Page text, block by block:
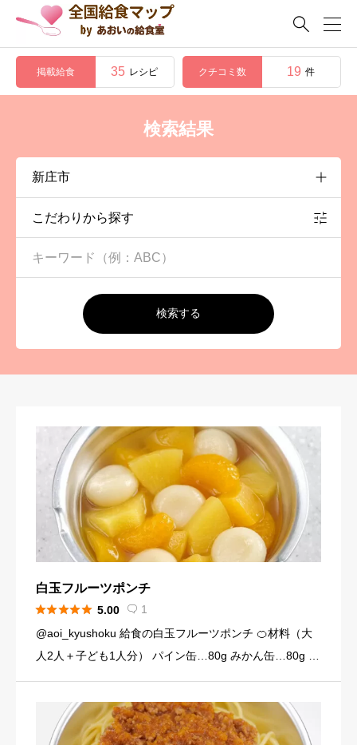

掲載給食 35 レシピ クチコミ数 19 件
検索結果
こだわりから探す
検索する
白玉フルーツポンチ
 5.00  1
@aoi_kyushoku 給食の白玉フルーツポンチ 🍊材料（大
人2人＋子ども1人分） パイン缶…80g みかん缶…80g 黄
4g） （白玉団子） 白玉粉… […]